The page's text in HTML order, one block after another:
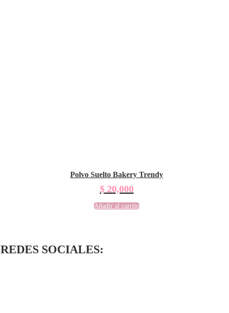
Polvo Suelto Bakery Trendy
$ 20,000
Añadir al carrito
REDES SOCIALES: